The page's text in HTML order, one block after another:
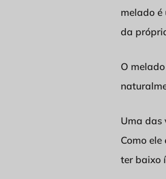
melado
da
O
Uma das
Como
ter baixo